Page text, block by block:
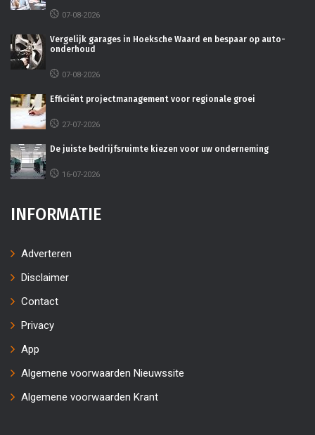
07-08-2026
Vergelijk garages in Hoeksche Waard en bespaar op auto-
onderhoud
07-08-2026
Efficiënt projectmanagement voor regionale groei
27-07-2026
De juiste bedrijfsruimte kiezen voor uw onderneming
16-07-2026
INFORMATIE
Adverteren
Disclaimer
Contact
Privacy
App
Algemene voorwaarden Nieuwssite
Algemene voorwaarden Krant